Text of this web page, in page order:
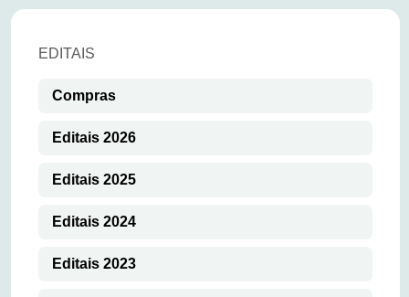
EDITAIS
Compras
Editais 2026
Editais 2025
Editais 2024
Editais 2023